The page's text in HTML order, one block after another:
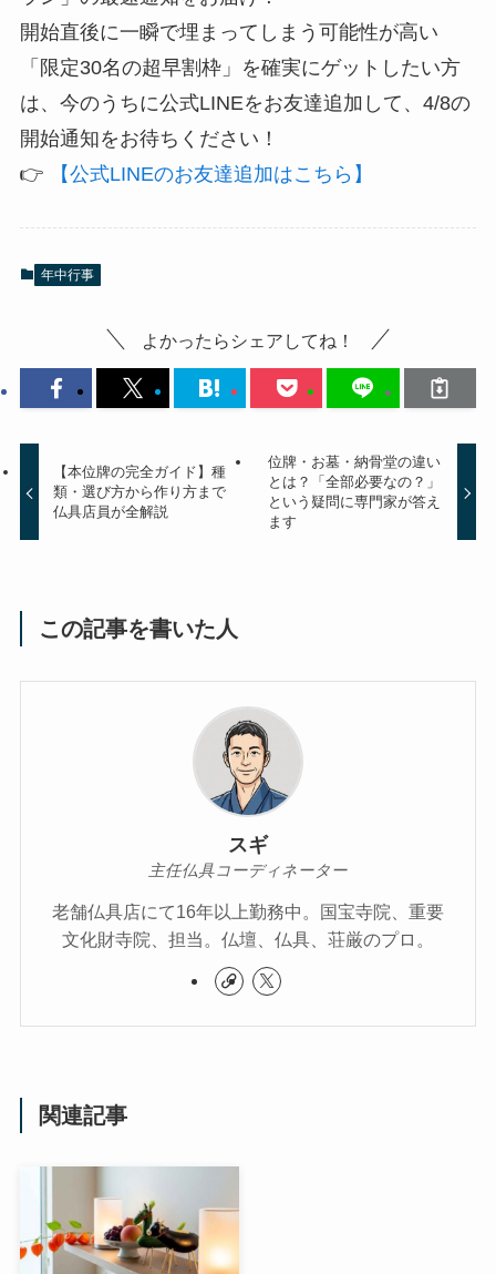
​開始直後に一瞬で埋まってしまう可能性が高い
「限定30名の超早割枠」を確実にゲットしたい方
は、今のうちに公式LINEをお友達追加して、4/8の
開始通知をお待ちください！
​👉
【公式LINEのお友達追加はこちら】
年中行事
よかったらシェアしてね！
【本位牌の完全ガイド】種
類・選び方から作り方まで
仏具店員が全解説
位牌・お墓・納骨堂の違い
とは？「全部必要なの？」
という疑問に専門家が答え
ます
この記事を書いた人
スギ
主任仏具コーディネーター
老舗仏具店にて16年以上勤務中。国宝寺院、重要
文化財寺院、担当。仏壇、仏具、荘厳のプロ。
関連記事